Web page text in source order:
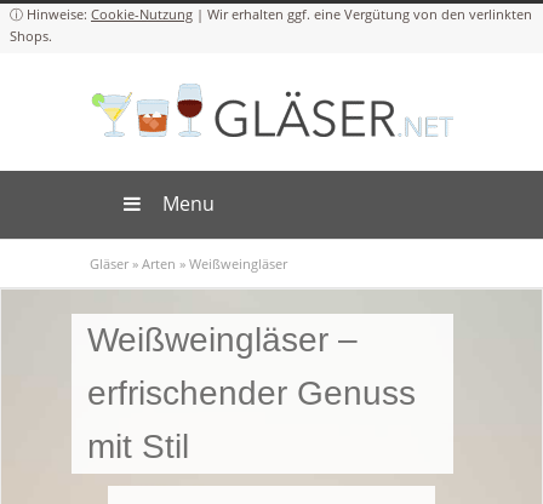
Cookie-Nutzung
Menu
Gläser » Arten » Weißweingläser
Weißweingläser –
erfrischender Genuss
mit Stil